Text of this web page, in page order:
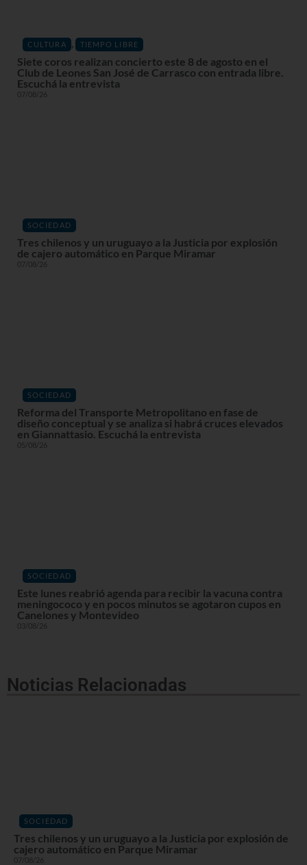
CULTURA , TIEMPO LIBRE
Siete coros realizan concierto este 8 de agosto en el
Club de Leones San José de Carrasco con entrada libre.
Escuchá la entrevista
07/08/26
SOCIEDAD
Tres chilenos y un uruguayo a la Justicia por explosión
de cajero automático en Parque Miramar
07/08/26
SOCIEDAD
Reforma del Transporte Metropolitano en fase de
diseño conceptual y se analiza si habrá cruces elevados
en Giannattasio. Escuchá la entrevista
05/08/26
SOCIEDAD
Este lunes reabrió agenda para recibir la vacuna contra
meningococo y en pocos minutos se agotaron cupos en
Canelones y Montevideo
03/08/26
Noticias Relacionadas
SOCIEDAD
Tres chilenos y un uruguayo a la Justicia por explosión de
cajero automático en Parque Miramar
07/08/26